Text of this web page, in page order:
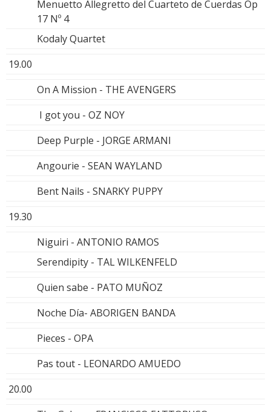
Menuetto Allegretto del Cuarteto de Cuerdas Op
17 Nº 4
Kodaly Quartet
19.00
On A Mission - THE AVENGERS
I got you - OZ NOY
Deep Purple - JORGE ARMANI
Angourie - SEAN WAYLAND
Bent Nails - SNARKY PUPPY
19.30
Niguiri - ANTONIO RAMOS
Serendipity - TAL WILKENFELD
Quien sabe - PATO MUÑOZ
Noche Día- ABORIGEN BANDA
Pieces - OPA
Pas tout - LEONARDO AMUEDO
20.00